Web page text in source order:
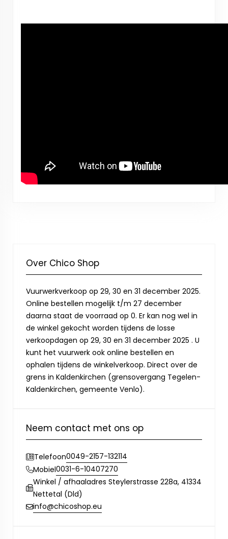
Over Chico Shop
Vuurwerkverkoop op 29, 30 en 31 december 2025.
Online bestellen mogelijk t/m 27 december
daarna staat de voorraad op 0. Er kan nog wel in
de winkel gekocht worden tijdens de losse
verkoopdagen op 29, 30 en 31 december 2025 . U
kunt het vuurwerk ook online bestellen en
ophalen tijdens de winkelverkoop. Direct over de
grens in Kaldenkirchen (grensovergang Tegelen-
Kaldenkirchen, gemeente Venlo).
Neem contact met ons op
Telefoon0049-2157-132114
Mobiel0031-6-10407270
Winkel / afhaaladres Steylerstrasse 228a, 41334
Nettetal (Dld)
info@chicoshop.eu